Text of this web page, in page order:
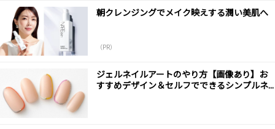
朝クレンジングでメイク映えする潤い美肌へ
（PR）
ジェルネイルアートのやり方【画像あり】お
すすめデザイン＆セルフでできるシンプルネ...